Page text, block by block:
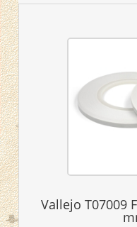
Vallejo T07009